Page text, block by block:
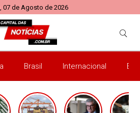
07 de Agosto de 2026
Brasil Internacional